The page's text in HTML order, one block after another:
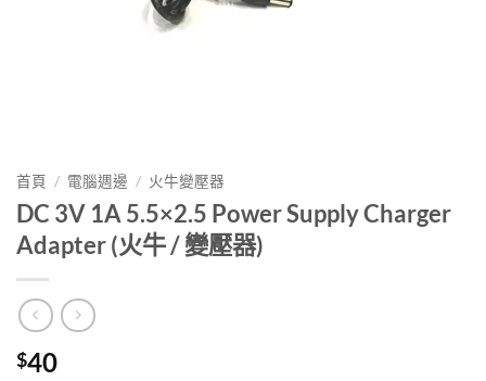
首頁 / 電腦週邊 / 火牛變壓器
DC 3V 1A 5.5×2.5 Power Supply Charger
Adapter (火牛 / 變壓器)
$40